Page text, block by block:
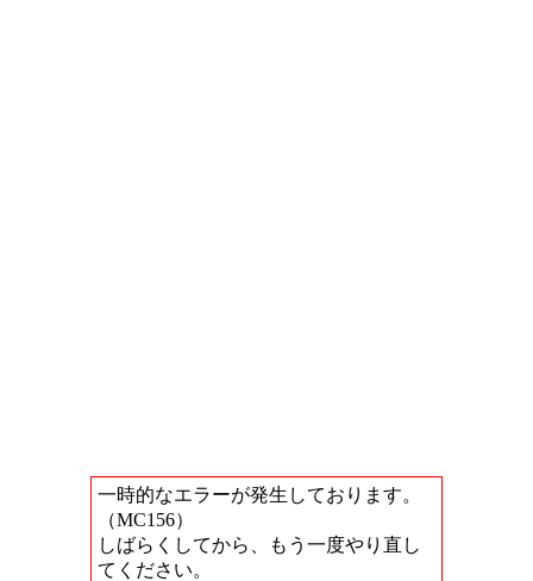
一時的なエラーが発生しております。
（MC156）
しばらくしてから、もう一度やり直し
てください。